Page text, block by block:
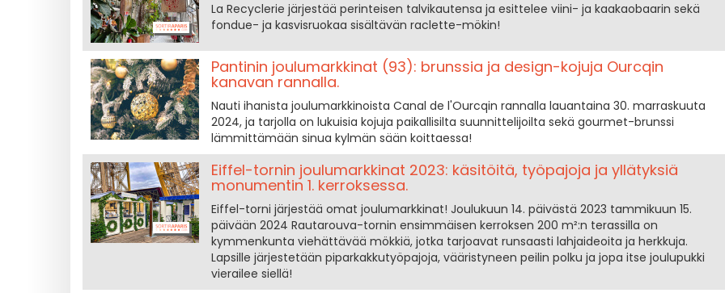
La Recyclerie järjestää perinteisen talvikautensa ja esittelee viini- ja kaakaobaarin sekä
fondue- ja kasvisruokaa sisältävän raclette-mökin!
Pantinin joulumarkkinat (93): brunssia ja design-kojuja Ourcqin
kanavan rannalla.
Nauti ihanista joulumarkkinoista Canal de l'Ourcqin rannalla lauantaina 30. marraskuuta
2024, ja tarjolla on lukuisia kojuja paikallisilta suunnittelijoilta sekä gourmet-brunssi
lämmittämään sinua kylmän sään koittaessa!
Eiffel-tornin joulumarkkinat 2023: käsitöitä, työpajoja ja yllätyksiä
monumentin 1. kerroksessa.
Eiffel-torni järjestää omat joulumarkkinat! Joulukuun 14. päivästä 2023 tammikuun 15.
päivään 2024 Rautarouva-tornin ensimmäisen kerroksen 200 m²:n terassilla on
kymmenkunta viehättävää mökkiä, jotka tarjoavat runsaasti lahjaideoita ja herkkuja.
Lapsille järjestetään piparkakkutyöpajoja, vääristyneen peilin polku ja jopa itse joulupukki
vierailee siellä!